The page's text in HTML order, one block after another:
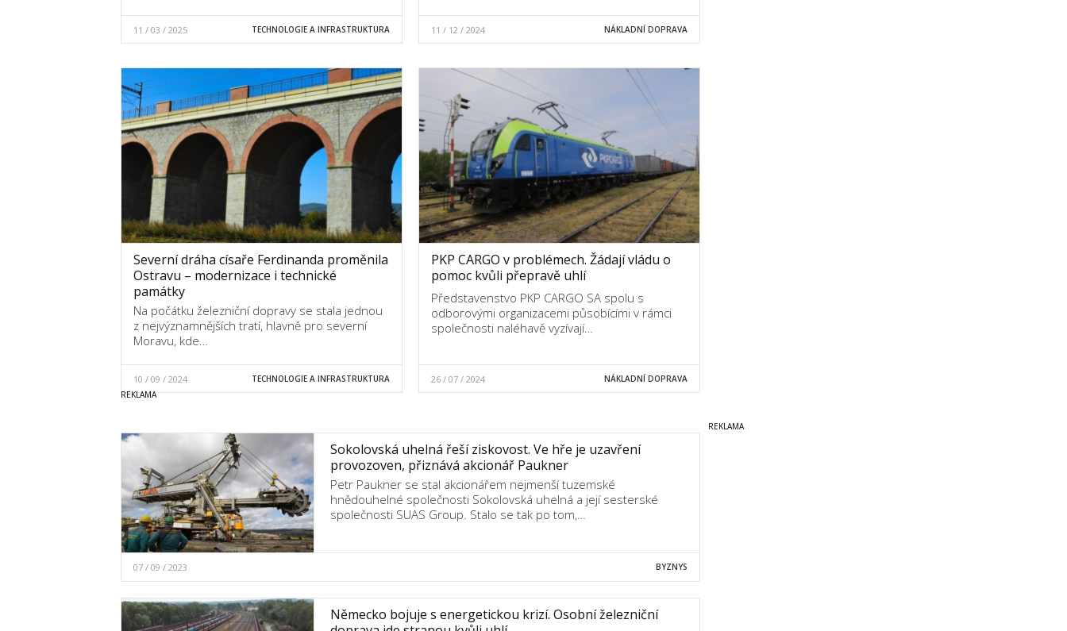
11 / 03 / 2025 TECHNOLOGIE A INFRASTRUKTURA 11 / 12 / 2024 NÁKLADNÍ DOPRAVA
Severní dráha císaře Ferdinanda proměnila
Ostravu – modernizace i technické
památky
Na počátku železniční dopravy se stala jednou
z nejvýznamnějších tratí, hlavně pro severní
Moravu, kde…
10 / 09 / 2024 TECHNOLOGIE A INFRASTRUKTURA
PKP CARGO v problémech. Žádají vládu o
pomoc kvůli přepravě uhlí
Představenstvo PKP CARGO SA spolu s
odborovými organizacemi působícími v rámci
společnosti naléhavě vyzívají…
26 / 07 / 2024 NÁKLADNÍ DOPRAVA
Sokolovská uhelná řeší ziskovost. Ve hře je uzavření
provozoven, přiznává akcionář Paukner
Petr Paukner se stal akcionářem nejmenší tuzemské
hnědouhelné společnosti Sokolovská uhelná a její sesterské
společnosti SUAS Group. Stalo se tak po tom,…
07 / 09 / 2023 BYZNYS
Německo bojuje s energetickou krizí. Osobní železniční